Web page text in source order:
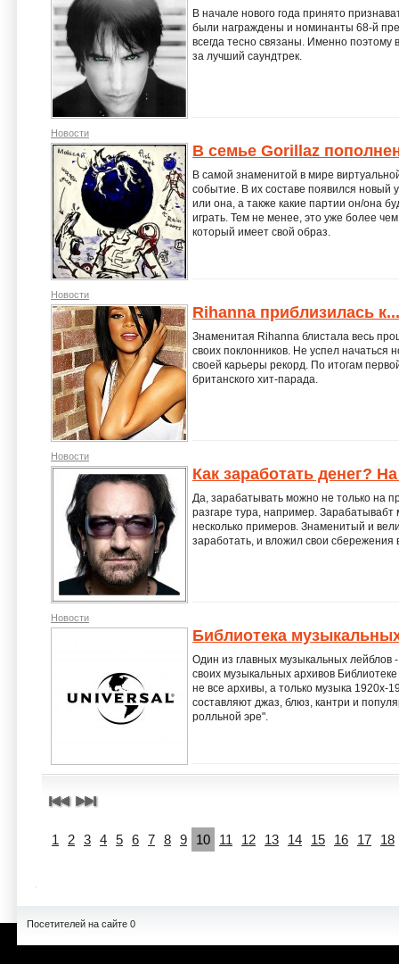
В начале нового года принято
были награждены и номинанты 68-й
всегда тесно связаны. Именно поэтому
за лучший саундтрек.
Новости
В семье Gorillaz
В самой знаменитой в мире
событие. В их составе появился новый
или она, а также какие партии он/она
играть. Тем не менее, это уже более
который имеет свой образ.
Новости
Rihanna приблизилась
Знаменитая Rihanna блистала весь
своих поклонников. Не успел начаться
своей карьеры рекорд. По итогам
британского хит-парада.
Новости
Как заработать денег?
Да, зарабатывать можно не только на
разгаре тура, например.
несколько примеров. Знаменитый и
заработать, и вложил свои сбережения
Новости
Библиотека
Один из главных музыкальных
своих музыкальных архивов
не все архивы, а только музыка 1920х-
составляют джаз, блюз, кантри и
ролльной эре".
1 2 3 4 5 6 7 8 9 10 11 12 13 14 15 16 17 18
Посетителей на сайте 0